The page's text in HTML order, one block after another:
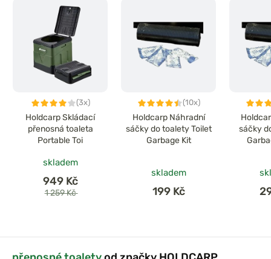
(3x)
Holdcarp Skládací
přenosná toaleta
Portable Toi
skladem
949 Kč
1 259 Kč
(10x)
Holdcarp Náhradní
sáčky do toalety Toilet
Garbage Kit
skladem
199 Kč
sáčky